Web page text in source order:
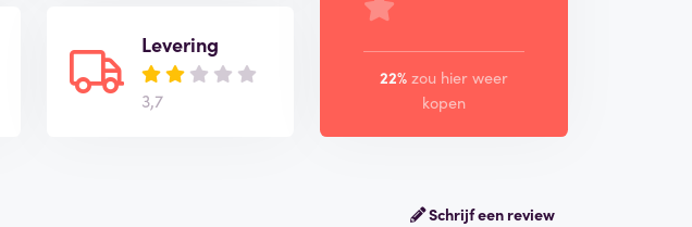
Levering
3,7
22% zou hier weer
kopen
Schrijf een review